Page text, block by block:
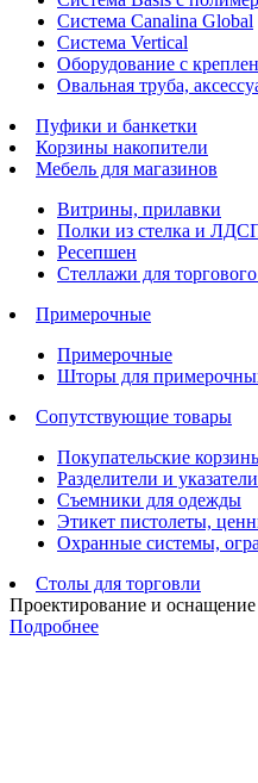
Система Canalina Global
Система Vertical
Оборудование с
Овальная труба,
Пуфики и банкетки
Корзины накопители
Мебель для магазинов
Витрины, прилавки
Полки из стелка и
Ресепшен
Стеллажи для торгового
Примерочные
Примерочные
Шторы для
Сопутствующие товары
Покупательские
Разделители и
Съемники для одежды
Этикет пистолеты,
Охранные системы,
Столы для торговли
Проектирование и
Подробнее